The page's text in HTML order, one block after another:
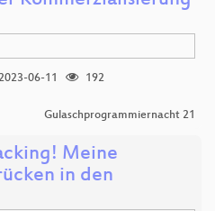
2023-06-11
192
Gulaschprogrammiernacht 21
Meine
in den